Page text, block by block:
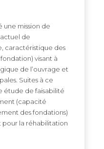
une mission de
de
caractéristique des
visant à
de l’ouvrage et
Suites à ce
étude de faisabilité
(capacité
des fondations)
la réhabilitation